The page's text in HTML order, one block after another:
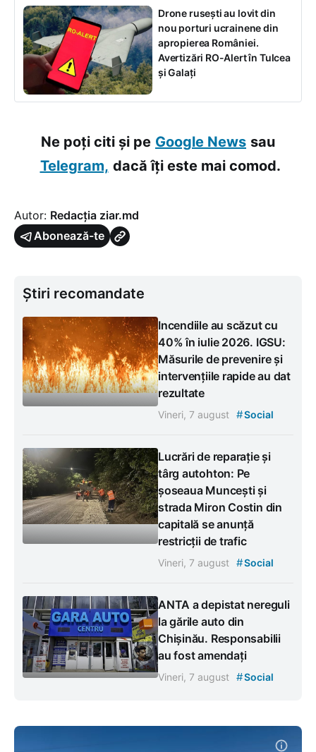
Drone rusești au lovit din
nou porturi ucrainene din
apropierea României.
Avertizări RO-Alert în Tulcea
și Galați
Ne poți citi și pe Google News sau
Telegram, dacă îți este mai comod.
Autor: Redacția ziar.md
Abonează-te
Știri recomandate
Incendiile au scăzut cu
40% în iulie 2026. IGSU:
Măsurile de prevenire și
intervențiile rapide au dat
rezultate
Vineri, 7 august #Social
Lucrări de reparație și
târg autohton: Pe
șoseaua Muncești și
strada Miron Costin din
capitală se anunță
restricții de trafic
Vineri, 7 august #Social
ANTA a depistat nereguli
la gările auto din
Chișinău. Responsabilii
au fost amendați
Vineri, 7 august #Social